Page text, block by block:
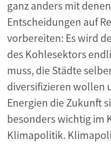
ganz anders mit
Entscheidungen auf
vorbereiten: Es wird
des Kohlesektors
muss, die Städte
diversifizieren wollen
Energien die Zukunft
besonders wichtig im
Klimapolitik.